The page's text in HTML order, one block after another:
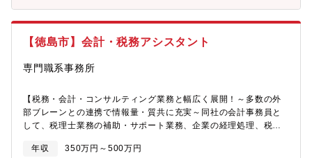
【徳島市】会計・税務アシスタント
専門職系事務所
【税務・会計・コンサルティング業務と幅広く展開！～多数の外
部ブレーンとの連携で情報量・質共に充実～同社の会計事務員と
して、税理士業務の補助・サポート業務、企業の経理処理、税務
ら預かった資料を基に月の試算表を作成し、税務面のアドバイス
年収 350万円～500万円